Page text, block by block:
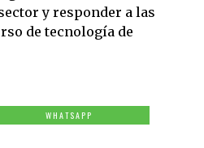
y responder a las
de tecnología de
WHATSAPP